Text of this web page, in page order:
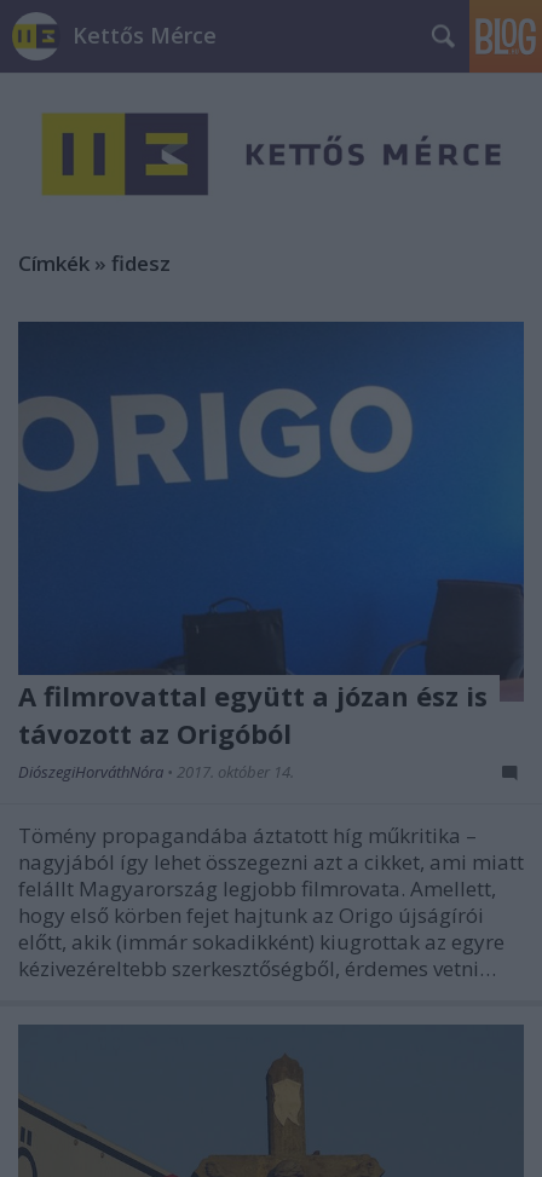
Kettős Mérce
Címkék » fidesz
A filmrovattal együtt a józan ész is
távozott az Origóból
DiószegiHorváthNóra • 2017. október 14.
Tömény propagandába áztatott híg műkritika –
nagyjából így lehet összegezni azt a cikket, ami miatt
felállt Magyarország legjobb filmrovata. Amellett,
hogy első körben fejet hajtunk az Origo újságírói
előtt, akik (immár sokadikként) kiugrottak az egyre
kézivezéreltebb szerkesztőségből, érdemes vetni…